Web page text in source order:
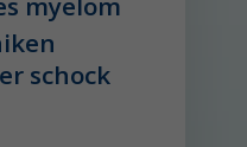
schock